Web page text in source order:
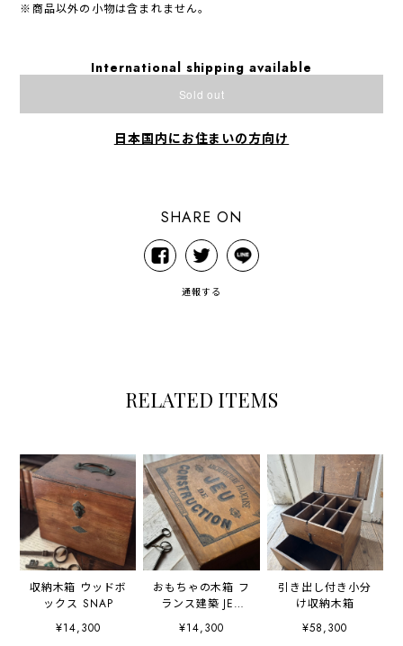
※商品以外の小物は含まれません。
International shipping available
Sold out
日本国内にお住まいの方向け
SHARE ON
通報する
RELATED ITEMS
収納木箱 ウッドボ
ックス SNAP
¥14,300
おもちゃの木箱 フ
ランス建築 JEU
DE
CONSTRUCTION
¥14,300
引き出し付き小分
け収納木箱
¥58,300